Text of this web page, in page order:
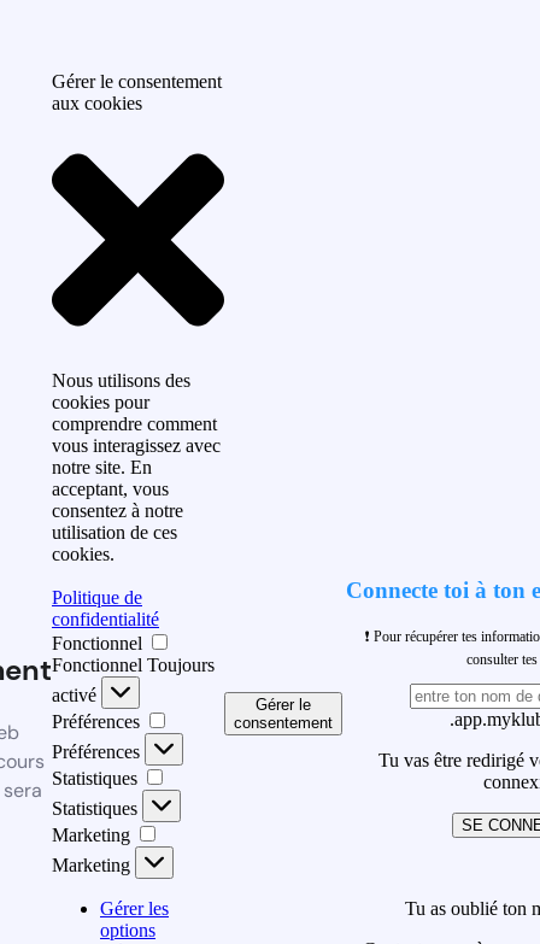
Gérer le consentement
aux cookies
Nous utilisons des
cookies pour
comprendre comment
vous interagissez avec
notre site. En
acceptant, vous
consentez à notre
utilisation de ces
cookies.
Politique de
confidentialité
Fonctionnel
Fonctionnel Toujours
activé
Préférences
Préférences
Statistiques
Statistiques
Marketing
Marketing
Gérer les
options
Gérer le
consentement
Connecte toi à ton
❗ Pour récupérer tes
consulter
Tu vas être redirigé
SE
Tu as oublié ton